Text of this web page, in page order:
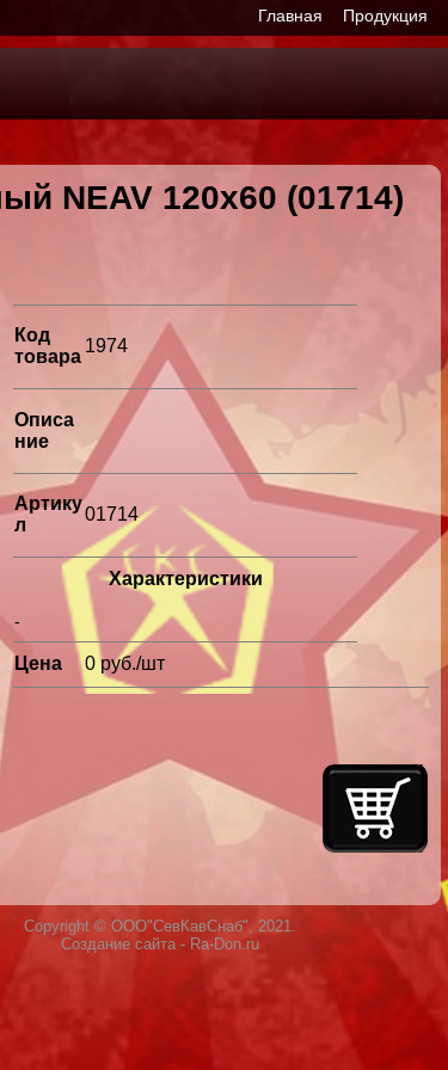
Главная Продукция
NEAV 120x60 (01714)
Код
товара
1974
Описа
ние
Артику
л
01714
Характеристики
-
Цена 0 руб./шт
Copyright © ООО"СевКавСнаб", 2021.
Создание сайта - Ra-Don.ru